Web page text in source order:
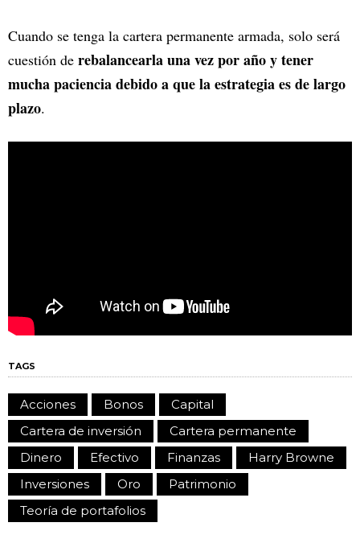
Cuando se tenga la cartera permanente armada, solo será
cuestión de rebalancearla una vez por año y tener
mucha paciencia debido a que la estrategia es de largo
plazo.
TAGS
Acciones Bonos
Capital
Cartera de inversión
Cartera permanente
Dinero
Efectivo Finanzas
Harry Browne
Inversiones
Oro
Patrimonio
Teoría de portafolios